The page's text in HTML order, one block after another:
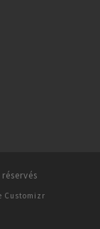
Customizr